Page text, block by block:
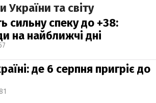
України та світу
сильну спеку до +38:
на найближчі дні
де 6 серпня пригріє до